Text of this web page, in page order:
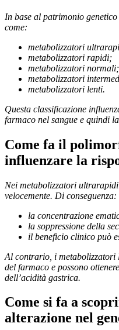
In base al patrimonio
come:
metabolizzatori
metabolizzatori rapidi;
metabolizzatori normali;
metabolizzatori
metabolizzatori lenti.
Questa classificazione
farmaco nel sangue e quindi
Come fa il
influenzare la
Nei metabolizzatori
velocemente. Di conseguenza:
la concentrazione
la soppressione della
il beneficio clinico può
Al contrario, i metabolizzatori
del farmaco e possono
dell’acidità gastrica.
Come si fa a
alterazione nel